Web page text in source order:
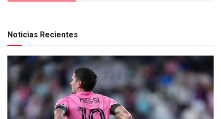
Noticias Recientes